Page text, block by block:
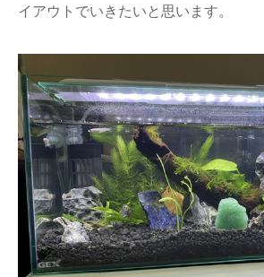
イアウトでいきたいと思います。